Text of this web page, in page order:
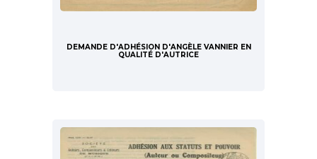
DEMANDE D'ADHÉSION D'ANGÈLE VANNIER EN
QUALITÉ D'AUTRICE